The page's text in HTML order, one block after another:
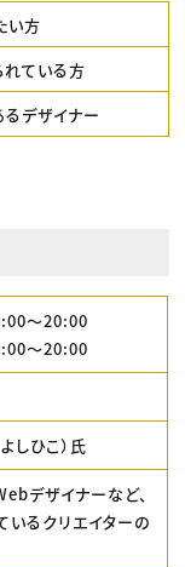
い方
ている方
デザイナー
〜20:00
〜20:00
ひこ）氏
デザイナーなど、
いるクリエイターの